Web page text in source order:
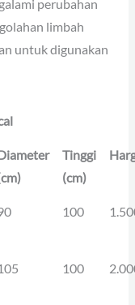
perubahan
limbah
untuk digunakan
Tinggi
(cm)
100
100